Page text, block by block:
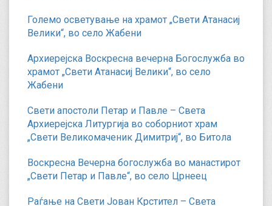
Големо осветување на храмот „Свети Атанасиј
Велики“, во село Жабени
Архиерејска Воскресна вечерна Богослужба во
храмот „Свети Атанасиј Велики“, во село
Жабени
Свети апостоли Петар и Павле – Света
Архиерејска Литургија во соборниот храм
„Свети Великомаченик Димитриј“, во Битола
Воскресна Вечерна богослужба во манастирот
„Свети Петар и Павле“, во село Црнеец
Раѓање на Свети Јован Крстител – Света